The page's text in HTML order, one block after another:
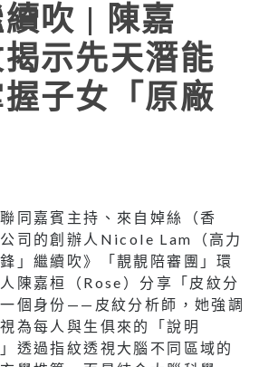
續吹 | 陳嘉
示先天潛能
子女「原廠
同嘉賓主持、來自婥絲（香
司的創辦人Nicole Lam（高力
」繼續吹》「靚靚陪審團」環
陳嘉桓（Rose）分享「皮紋分
個身份——皮紋分析師，她強調
為每人與生俱來的「說明
透過指紋透視大腦不同區域的